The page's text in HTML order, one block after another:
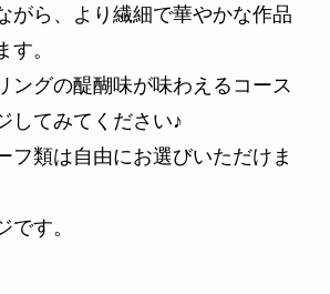
がら、より繊細で華やかな作品
す。
ングの醍醐味が味わえるコース
してみてください♪
フ類は自由にお選びいただけま
す。